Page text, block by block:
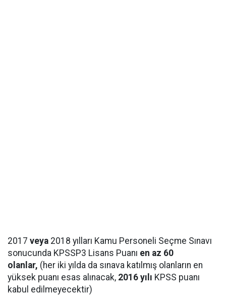
2017 veya 2018 yılları Kamu Personeli Seçme Sınavı
sonucunda KPSSP3 Lisans Puanı en az 60
olanlar, (her iki yılda da sınava katılmış olanların en
yüksek puanı esas alınacak, 2016 yılı KPSS puanı
kabul edilmeyecektir)